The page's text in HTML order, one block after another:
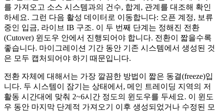
를 가져오고 소스 시스템과의 건수, 합계, 관계를 대조해 확인
하세요. 그런 다음 활성 데이터로 이동합니다: 오픈 계정, 보류
중인 입금, 라이브 IB 구조. 이 두 번째 단계는 정해진 전환
(Cutover) 윈도우 안에서 진행되어야 합니다. 전환이 짧을수록
좋습니다. 마이그레이션 기간 동안 기존 시스템에서 생성된 것
은 모두 캡처되어야 하기 때문입니다.
전환 자체에 대해서는 가장 깔끔한 방법이 짧은 동결(freeze)입
니다. 두 시스템이 잠기는 상태에서, 메인 트레이딩 지역의 저
활동 시간대에 맞춰 2~6시간 정도의 윈도우를 두세요. 이 윈도
우 동안 마지막 단계적 가져오기 이후 생성되었거나 수정된 모